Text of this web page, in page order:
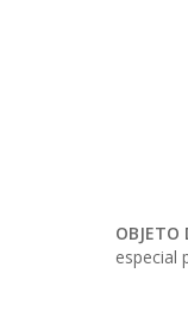
OBJETO
especial